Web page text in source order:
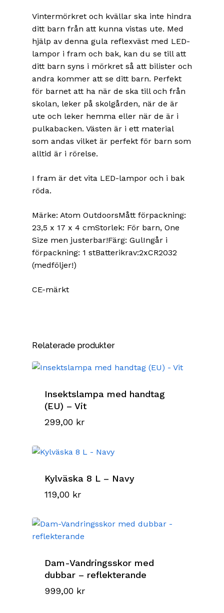
Vintermörkret och kvällar ska inte hindra
ditt barn från att kunna vistas ute. Med
hjälp av denna gula reflexväst med LED-
lampor i fram och bak, kan du se till att
ditt barn syns i mörkret så att bilister och
andra kommer att se ditt barn. Perfekt
för barnet att ha när de ska till och från
skolan, leker på skolgården, när de är
ute och leker hemma eller när de är i
pulkabacken. Västen är i ett material
som andas vilket är perfekt för barn som
alltid är i rörelse.
I fram är det vita LED-lampor och i bak
röda.
Märke: Atom OutdoorsMått förpackning:
23,5 x 17 x 4 cmStorlek: För barn, One
Size men justerbar!Färg: GulIngår i
förpackning: 1 stBatterikrav:2xCR2032
(medföljer!)
CE-märkt
Relaterade produkter
Insektslampa med handtag
(EU) – Vit
299,00 kr
Kylväska 8 L – Navy
119,00 kr
Dam-Vandringsskor med
dubbar – reflekterande
999,00 kr